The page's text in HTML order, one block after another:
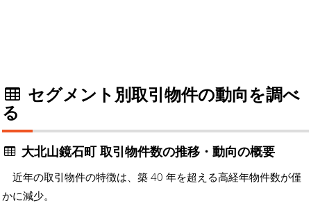
セグメント別取引物件の動向を調べ
る
大北山鏡石町 取引物件数の推移・動向の概要
近年の取引物件の特徴は、築 40 年を超える高経年物件数が僅
かに減少。